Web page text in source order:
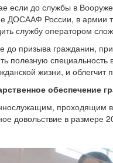
если до службы в
ДОСААФ России, в армии
службу оператором
до призыва гражданин,
полезную
жизни, и
обеспечение
проходящим
довольствие в размере